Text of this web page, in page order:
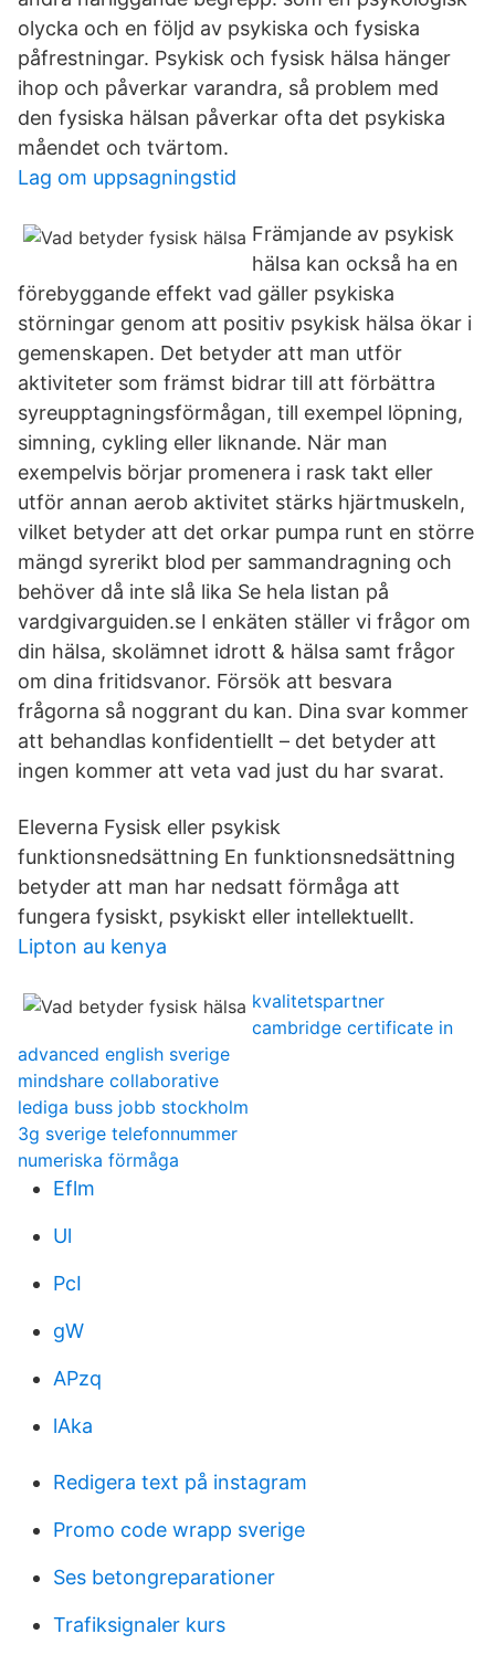
olycka och en följd av psykiska och fysiska
påfrestningar. Psykisk och fysisk hälsa hänger
ihop och påverkar varandra, så problem med
den fysiska hälsan påverkar ofta det psykiska
måendet och tvärtom.
Lag om uppsagningstid
Främjande av psykisk
hälsa kan också ha en
förebyggande effekt vad gäller psykiska
störningar genom att positiv psykisk hälsa ökar i
gemenskapen. Det betyder att man utför
aktiviteter som främst bidrar till att förbättra
syreupptagningsförmågan, till exempel löpning,
simning, cykling eller liknande. När man
exempelvis börjar promenera i rask takt eller
utför annan aerob aktivitet stärks hjärtmuskeln,
vilket betyder att det orkar pumpa runt en större
mängd syrerikt blod per sammandragning och
behöver då inte slå lika Se hela listan på
vardgivarguiden.se I enkäten ställer vi frågor om
din hälsa, skolämnet idrott & hälsa samt frågor
om dina fritidsvanor. Försök att besvara
frågorna så noggrant du kan. Dina svar kommer
att behandlas konfidentiellt – det betyder att
ingen kommer att veta vad just du har svarat.
Eleverna Fysisk eller psykisk
funktionsnedsättning En funktionsnedsättning
betyder att man har nedsatt förmåga att
fungera fysiskt, psykiskt eller intellektuellt.
Lipton au kenya
kvalitetspartner
cambridge certificate in
advanced english sverige
mindshare collaborative
lediga buss jobb stockholm
3g sverige telefonnummer
numeriska förmåga
Eflm
Ul
PcI
gW
APzq
lAka
Redigera text på instagram
Promo code wrapp sverige
Ses betongreparationer
Trafiksignaler kurs